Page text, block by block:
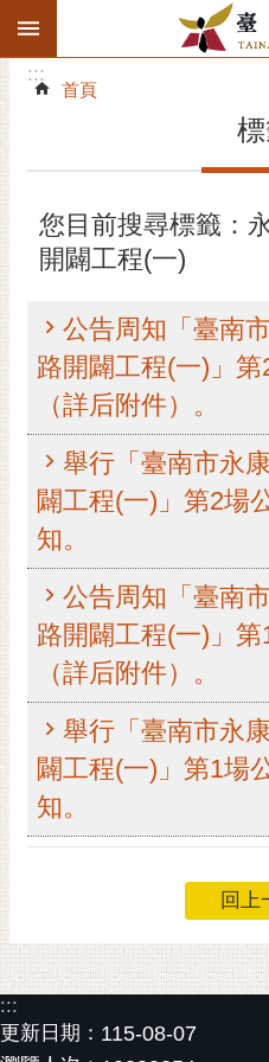
跳到主要內容區塊
搜
階
精彩府城
市府動態
市府團隊
主題服務
市政資訊
市民互動
花
祭
覽
訂
:::
:::
首頁
您目前搜尋標籤：
開闢工程(一)
公告周知「臺南
路開闢工程(一)」
（詳后附件）。
舉行「臺南市永
闢工程(一)」第2場
知。
公告周知「臺南
路開闢工程(一)」
（詳后附件）。
舉行「臺南市永
闢工程(一)」第1場
知。
回上
:::
更新日期： 115-08-07